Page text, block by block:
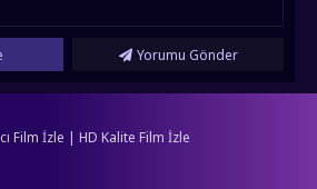
Yorumu Gönder
Film İzle | HD Kalite Film İzle